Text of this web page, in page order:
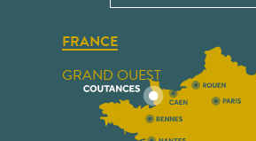
FRANCE
GRAND OUEST